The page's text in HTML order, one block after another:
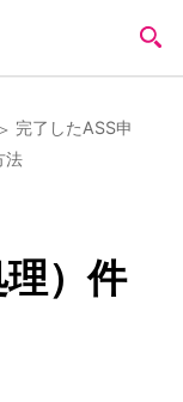
完了したASS申
法
）件